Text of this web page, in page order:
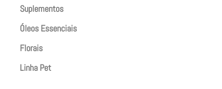
Suplementos
Óleos Essenciais
Florais
Linha Pet